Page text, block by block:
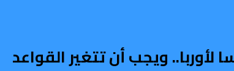
ويجب أن تتغير القواعد